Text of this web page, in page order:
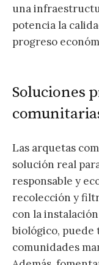
una
potencia la
progreso
Soluciones
Las arquetas
solución real
responsable y
recolección y
con la
biológico, puede
comunidades